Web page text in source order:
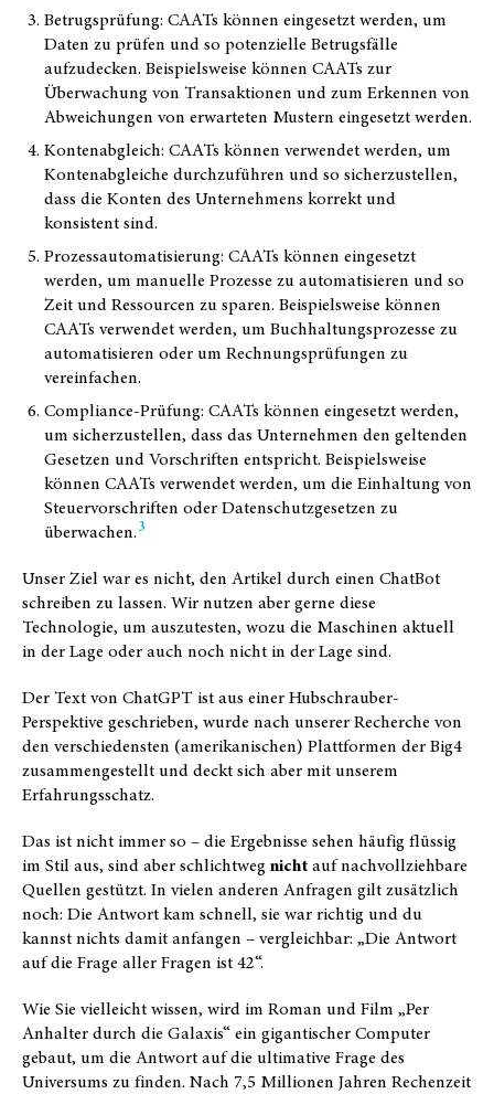
Betrugsprüfung: CAATs können eingesetzt werden, um
Daten zu prüfen und so potenzielle Betrugsfälle
aufzudecken. Beispielsweise können CAATs zur
Überwachung von Transaktionen und zum Erkennen von
Abweichungen von erwarteten Mustern eingesetzt werden.
Kontenabgleich: CAATs können verwendet werden, um
Kontenabgleiche durchzuführen und so sicherzustellen,
dass die Konten des Unternehmens korrekt und
konsistent sind.
Prozessautomatisierung: CAATs können eingesetzt
werden, um manuelle Prozesse zu automatisieren und so
Zeit und Ressourcen zu sparen. Beispielsweise können
CAATs verwendet werden, um Buchhaltungsprozesse zu
automatisieren oder um Rechnungsprüfungen zu
vereinfachen.
Compliance-Prüfung: CAATs können eingesetzt werden,
um sicherzustellen, dass das Unternehmen den geltenden
Gesetzen und Vorschriften entspricht. Beispielsweise
können CAATs verwendet werden, um die Einhaltung von
Steuervorschriften oder Datenschutzgesetzen zu
überwachen.3
Unser Ziel war es nicht, den Artikel durch einen ChatBot
schreiben zu lassen. Wir nutzen aber gerne diese
Technologie, um auszutesten, wozu die Maschinen aktuell
in der Lage oder auch noch nicht in der Lage sind.
Der Text von ChatGPT ist aus einer Hubschrauber-
Perspektive geschrieben, wurde nach unserer Recherche von
den verschiedensten (amerikanischen) Plattformen der Big4
zusammengestellt und deckt sich aber mit unserem
Erfahrungsschatz.
Das ist nicht immer so – die Ergebnisse sehen häufig flüssig
im Stil aus, sind aber schlichtweg nichtauf nachvollziehbare
Quellen gestützt. In vielen anderen Anfragen gilt zusätzlich
noch: Die Antwort kam schnell, sie war richtig und du
kannst nichts damit anfangen – vergleichbar: „Die Antwort
auf die Frage aller Fragen ist 42“.
Wie Sie vielleicht wissen, wird im Roman und Film „Per
Anhalter durch die Galaxis“ ein gigantischer Computer
gebaut, um die Antwort auf die ultimative Frage des
Universums zu finden. Nach 7,5 Millionen Jahren Rechenzeit